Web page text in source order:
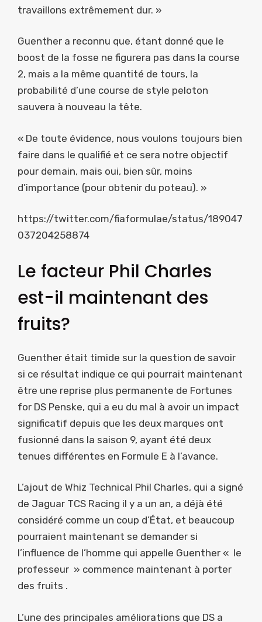
travaillons extrêmement dur. »
Guenther a reconnu que, étant donné que le
boost de la fosse ne figurera pas dans la course
2, mais a la même quantité de tours, la
probabilité d’une course de style peloton
sauvera à nouveau la tête.
« De toute évidence, nous voulons toujours bien
faire dans le qualifié et ce sera notre objectif
pour demain, mais oui, bien sûr, moins
d’importance (pour obtenir du poteau). »
https://twitter.com/fiaformulae/status/189047
037204258874
Le facteur Phil Charles
est-il maintenant des
fruits?
Guenther était timide sur la question de savoir
si ce résultat indique ce qui pourrait maintenant
être une reprise plus permanente de Fortunes
for DS Penske, qui a eu du mal à avoir un impact
significatif depuis que les deux marques ont
fusionné dans la saison 9, ayant été deux
tenues différentes en Formule E à l’avance.
L’ajout de Whiz Technical Phil Charles, qui a signé
de Jaguar TCS Racing il y a un an, a déjà été
considéré comme un coup d’État, et beaucoup
pourraient maintenant se demander si
l’influence de l’homme qui appelle Guenther « le
professeur » commence maintenant à porter
des fruits .
L’une des principales améliorations que DS a